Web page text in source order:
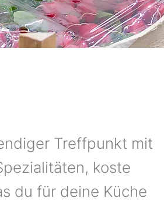
Treffpunkt mit
koste
du für deine Küche